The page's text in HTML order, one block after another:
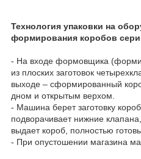
Технология упаковки на
формирования коробов
- На входе формовщика
из плоских заготовок
выходе – сформированный
дном и открытым верхом.
- Машина берет заготовку
подворачивает нижние
выдает короб, полностью
- При опустошении магазина